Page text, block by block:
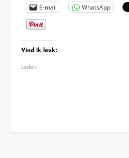
E-mail WhatsApp
Vind ik leuk:
Laden...